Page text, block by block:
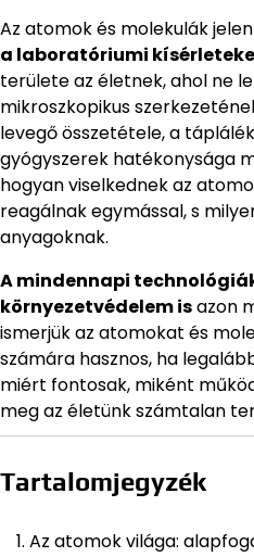
Az atomok és molekulák
a laboratóriumi
területe az életnek, ahol ne
mikroszkopikus
levegő összetétele, a
gyógyszerek hatékonysága
hogyan viselkednek az
reagálnak egymással, s
anyagoknak.
A mindennapi
környezetvédelem isazon
ismerjük az atomokat és
számára hasznos, ha
miért fontosak, miként
meg az életünk számtalan
Tartalomjegyzék
Az atomok világa: